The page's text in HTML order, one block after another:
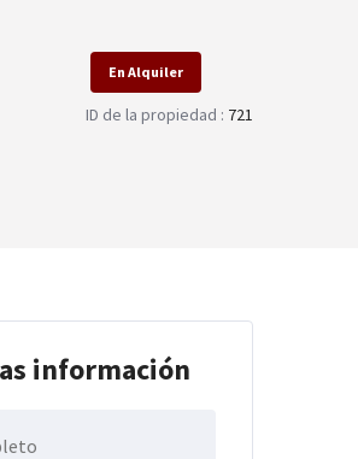
En Alquiler
ID de la propiedad : 721
información